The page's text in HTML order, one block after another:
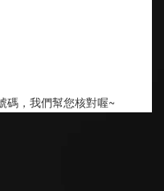
碼，我們幫您核對喔~